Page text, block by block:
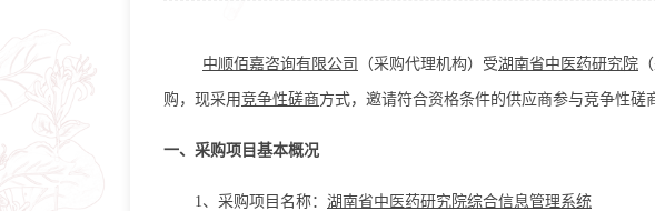
中顺佰嘉咨询有限公司 （采购代理机构）受湖南省中医药研究院
购，现采用竞争性磋商方式，邀请符合资格条件的供应商参与竞争性磋
一、采购项目基本概况
1、采购项目名称： 湖南省中医药研究院综合信息管理系统